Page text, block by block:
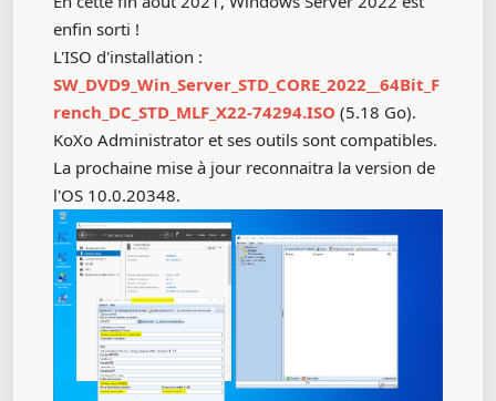
enfin sorti !
L'ISO d'installation :
SW_DVD9_Win_Server_STD_CORE_2022__64Bit_F
rench_DC_STD_MLF_X22-74294.ISO (5.18 Go).
KoXo Administrator et ses outils sont compatibles.
La prochaine mise à jour reconnaitra la version de
l'OS 10.0.20348.